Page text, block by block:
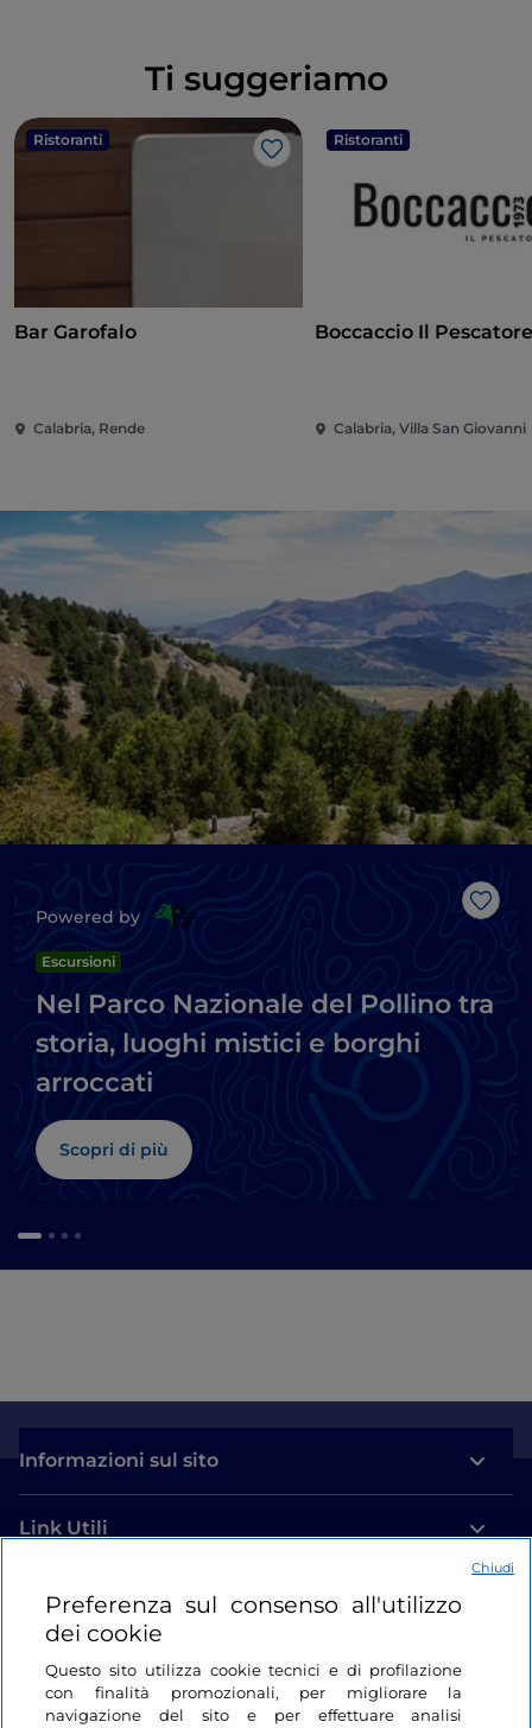
Ti suggeriamo
Ristoranti
Like
Bar Garofalo
Calabria, Rende
Ristoranti
Boccaccio Il
Calabria, Villa San Giovanni
Like
Powered by
Escursioni
Nel Parco Nazionale del Pollino tra
storia, luoghi mistici e borghi
arroccati
Scopri di più
Informazioni sul sito
Link Utili
Login
Restiamo in contatto
Preferenza sul consenso all'utilizzo
dei cookie
Questo sito utilizza cookie tecnici e di profilazione
con finalità promozionali, per migliorare la
navigazione del sito e per effettuare analisi
Chiudi